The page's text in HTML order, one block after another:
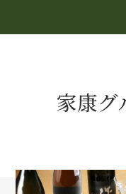
利家関連 史跡 一
家康グ